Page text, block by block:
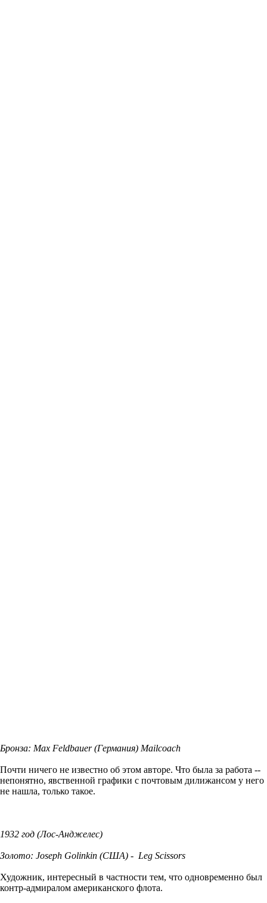
Бронза: Max Feldbauer (Германия) Mailcoach
Почти ничего не известно об этом авторе. Что была за работа --
непонятно, явственной графики с почтовым дилижансом у него
не нашла, только такое.
1932 год (Лос-Анджелес)
Золото: Joseph Golinkin (США) - Leg Scissors
Художник, интересный в частности тем, что одновременно был
контр-адмиралом американского флота.